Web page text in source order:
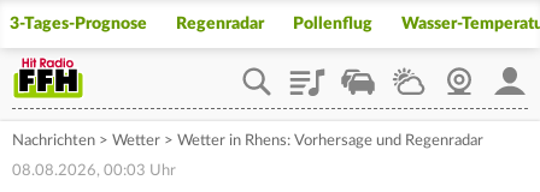
3-Tages-Prognose Regenradar Pollenflug Wasser-
PlaylistStaupilotWetterWebcam
Nachrichten > Wetter > Wetter in Rhens: Vorhersage und Regenradar
08.08.2026, 00:03 Uhr